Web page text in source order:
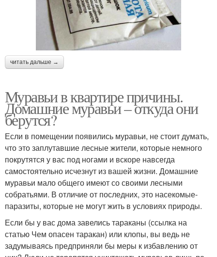
читать дальше →
Муравьи в квартире причины.
Домашние муравьи – откуда они
берутся?
Если в помещении появились муравьи, не стоит думать,
что это заплутавшие лесные жители, которые немного
покрутятся у вас под ногами и вскоре навсегда
самостоятельно исчезнут из вашей жизни. Домашние
муравьи мало общего имеют со своими лесными
собратьями. В отличие от последних, это насекомые-
паразиты, которые не могут жить в условиях природы.
Если бы у вас дома завелись тараканы (ссылка на
статью Чем опасен таракан) или клопы, вы ведь не
задумываясь предприняли бы меры к избавлению от